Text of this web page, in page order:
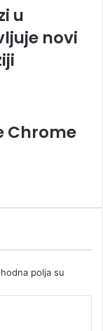
u
novi
Chrome
polja su